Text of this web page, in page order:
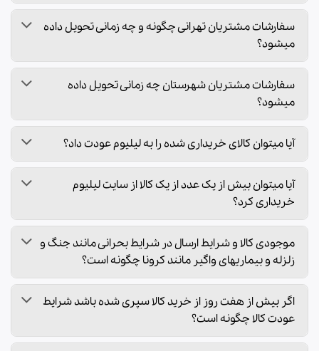
سفارشات مشتریان تهرانی چگونه و چه زمانی تحویل داده
میشود؟
سفارشات مشتریان شهرستان چه زمانی تحویل داده
میشود؟
آیا میتوان کالای خریداری شده را به لیلیوم عودت داد؟
آیا میتوان بیش از یک عدد از یک کالا از سایت لیلیوم
خریداری کرد؟
موجودی کالا و شرایط ارسال در شرایط بحرانی مانند جنگ و
زلزله و بیماریهای واگیر مانند کرونا چگونه است؟
اگر بیش از هفت روز از خرید کالا سپری شده باشد شرایط
عودت کالا چگونه است؟